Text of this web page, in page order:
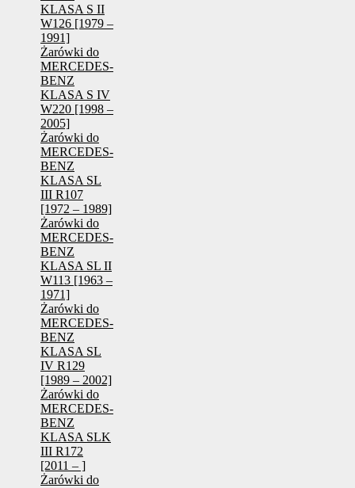
KLASA S II
W126 [1979 –
1991]
Żarówki do
MERCEDES-
BENZ
KLASA S IV
W220 [1998 –
2005]
Żarówki do
MERCEDES-
BENZ
KLASA SL
III R107
[1972 – 1989]
Żarówki do
MERCEDES-
BENZ
KLASA SL II
W113 [1963 –
1971]
Żarówki do
MERCEDES-
BENZ
KLASA SL
IV R129
[1989 – 2002]
Żarówki do
MERCEDES-
BENZ
KLASA SLK
III R172
[2011 – ]
Żarówki do